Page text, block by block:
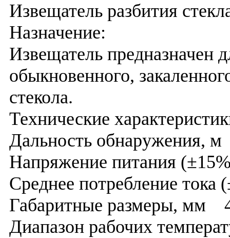
Извещатель разбития
Назначение:
Извещатель предназначен
обыкновенного,
стекола.
Технические
Дальность обнаружения,
Напряжение питания
Среднее потребление
Габаритные размеры, мм
Диапазон рабочих